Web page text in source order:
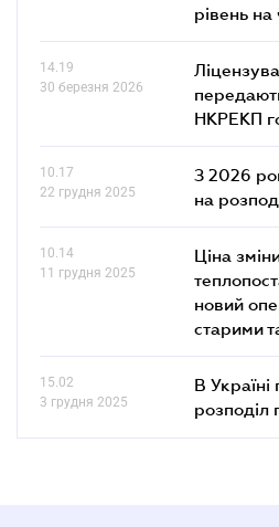
рівень на
14.19
30 березня 2026
НКРЕКП
10.17
22 грудня 2025
З 2026
на
10.14
11 грудня 2025
Ціна
новий
старими
15.02
3 грудня 2025
В
розподіл